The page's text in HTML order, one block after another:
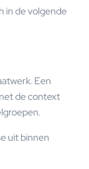
in de volgende
Een
de context
uit binnen